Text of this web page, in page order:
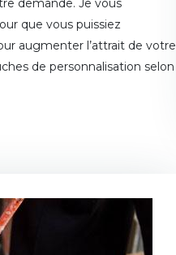
demande. Je vous
que vous puissiez
augmenter l’attrait de votre
de personnalisation selon